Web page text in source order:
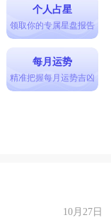
个人占星
领取你的专属星盘报告
每月运势
精准把握每月运势吉凶
10月27日